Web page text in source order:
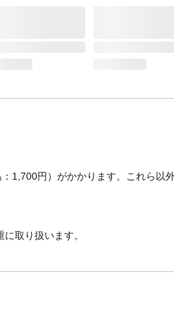
1,700円）がかかります。これら以
取り扱います。